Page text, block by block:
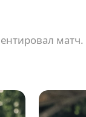
матч.